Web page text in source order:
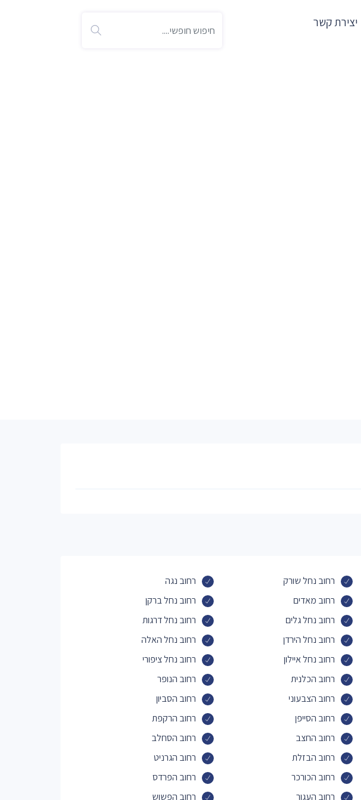
יצירת קשר
רחוב נחל שורק
רחוב נגה
רחוב מאדים
רחוב נחל ברקן
רחוב נחל גלים
רחוב נחל דרגות
רחוב נחל הירדן
רחוב נחל האלה
רחוב נחל איילון
רחוב נחל ציפורי
רחוב הכלנית
רחוב הנופר
רחוב הצבעוני
רחוב הסביון
רחוב הסייפן
רחוב הרקפת
רחוב החצב
רחוב הסחלב
רחוב הבזלת
רחוב הגרניט
רחוב הכורכר
רחוב הפרדס
רחוב העגור
רחוב הפשוש